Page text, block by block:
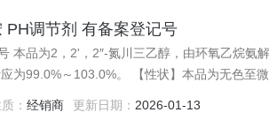
PH调节剂 有备案登记号
本品为2，2'，2″-氮川三乙醇，由环氧乙烷氨解
为99.0%～103.0%。 【性状】本品为无色至
： 经销商 更新日期： 2026-01-13